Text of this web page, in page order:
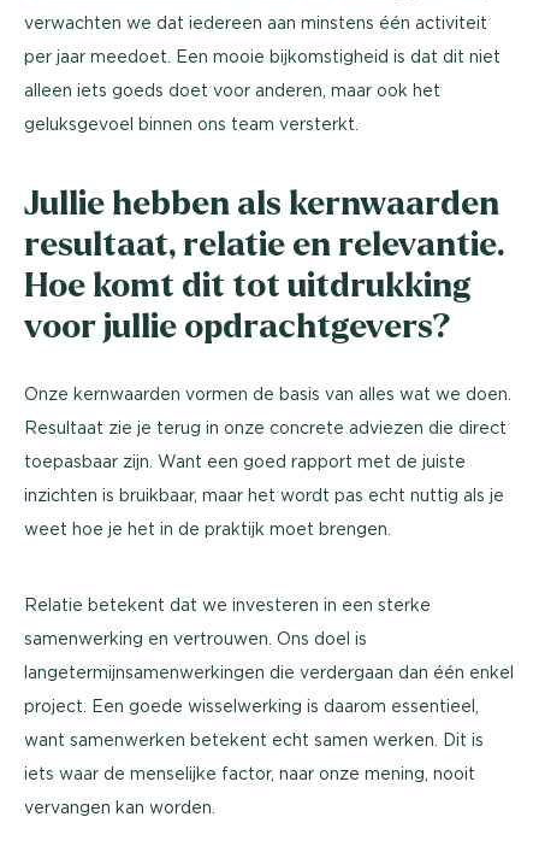
verwachten we dat iedereen aan minstens één activiteit
per jaar meedoet. Een mooie bijkomstigheid is dat dit niet
alleen iets goeds doet voor anderen, maar ook het
geluksgevoel binnen ons team versterkt.
Jullie hebben als kernwaarden
resultaat, relatie en relevantie.
Hoe komt dit tot uitdrukking
voor jullie opdrachtgevers?
Onze kernwaarden vormen de basis van alles wat we doen.
Resultaat zie je terug in onze concrete adviezen die direct
toepasbaar zijn. Want een goed rapport met de juiste
inzichten is bruikbaar, maar het wordt pas echt nuttig als je
weet hoe je het in de praktijk moet brengen.
Relatie betekent dat we investeren in een sterke
samenwerking en vertrouwen. Ons doel is
langetermijnsamenwerkingen die verdergaan dan één enkel
project. Een goede wisselwerking is daarom essentieel,
want samenwerken betekent echt samen werken. Dit is
iets waar de menselijke factor, naar onze mening, nooit
vervangen kan worden.